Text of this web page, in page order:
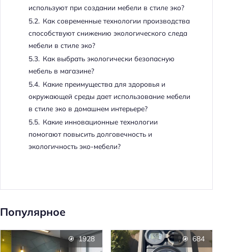
используют при создании мебели в стиле эко?
5.2. Как современные технологии производства
способствуют снижению экологического следа
мебели в стиле эко?
5.3. Как выбрать экологически безопасную
мебель в магазине?
5.4. Какие преимущества для здоровья и
окружающей среды дает использование мебели
в стиле эко в домашнем интерьере?
5.5. Какие инновационные технологии
помогают повысить долговечность и
экологичность эко-мебели?
Популярное
1928 684